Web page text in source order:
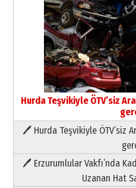
Hurda Teşvikiyle ÖTV’siz
🖊 Hurda Teşvikiyle ÖTV’siz
🖊 Erzurumlular Vakfı’nda
Uzanan Hat
Paranın Aile Kültüründeki
03 Ağustos 2026 Pazartesi